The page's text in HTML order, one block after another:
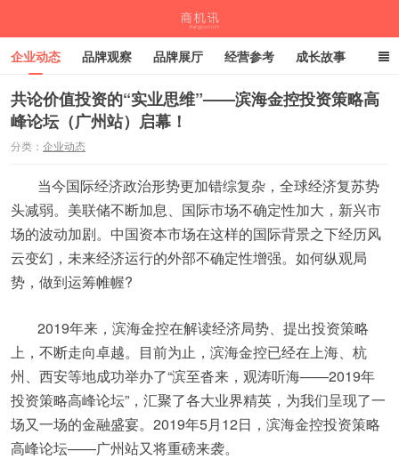
企业动态 品牌观察 品牌展厅 经营参考 成长故事
深度观察 伙伴计划
共论价值投资的“实业思维”——滨海金控投资策略高
峰论坛（广州站）启幕！
分类： 企业动态
当今国际经济政治形势更加错综复杂，全球经济复苏势
头减弱。美联储不断加息、国际市场不确定性加大，新兴市
场的波动加剧。中国资本市场在这样的国际背景之下经历风
云变幻，未来经济运行的外部不确定性增强。如何纵观局
势，做到运筹帷幄?
2019年来，滨海金控在解读经济局势、提出投资策略
上，不断走向卓越。目前为止，滨海金控已经在上海、杭
州、西安等地成功举办了“滨至沓来，观涛听海——2019年
投资策略高峰论坛”，汇聚了各大业界精英，为我们呈现了一
场又一场的金融盛宴。2019年5月12日，滨海金控投资策略
高峰论坛——广州站又将重磅来袭。